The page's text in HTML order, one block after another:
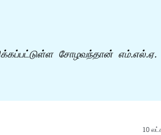
சோழவந்தான் எம்.எல்.ஏ.
10